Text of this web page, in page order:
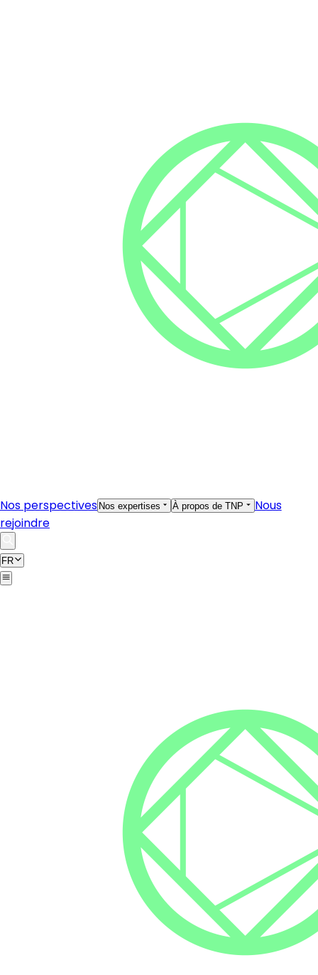
Nos perspectives Nos expertises À propos de TNP
Nous
rejoindre
FR